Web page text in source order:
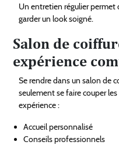
Un entretien régulier permet
garder un look soigné.
Salon de
expérience
Se rendre dans un salon de
seulement se faire couper
expérience :
Accueil personnalisé
Conseils professionnels